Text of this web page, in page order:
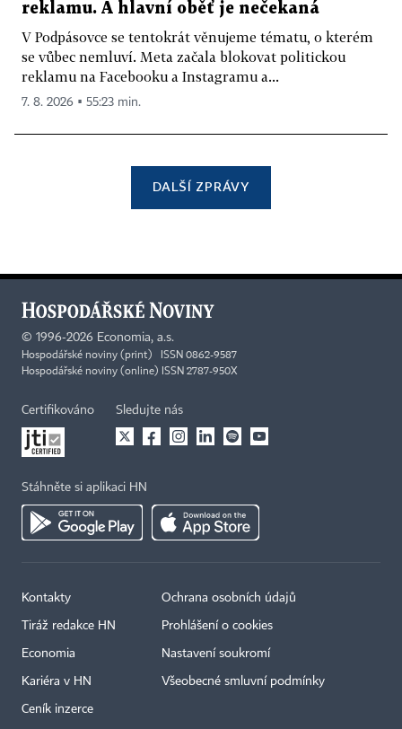
reklamu. A hlavní oběť je nečekaná
V Podpásovce se tentokrát věnujeme tématu, o kterém
se vůbec nemluví. Meta začala blokovat politickou
reklamu na Facebooku a Instagramu a...
7. 8. 2026 ▪ 55:23 min.
DALŠÍ ZPRÁVY
© 1996-2026 Economia, a.s.
Hospodářské noviny (print) ISSN 0862-9587
Hospodářské noviny (online) ISSN 2787-950X
Certifikováno Sledujte nás
Stáhněte si aplikaci HN
Kontakty
Tiráž redakce HN
Economia
Kariéra v HN
Ceník inzerce
Ochrana osobních údajů
Prohlášení o cookies
Nastavení soukromí
Všeobecné smluvní podmínky